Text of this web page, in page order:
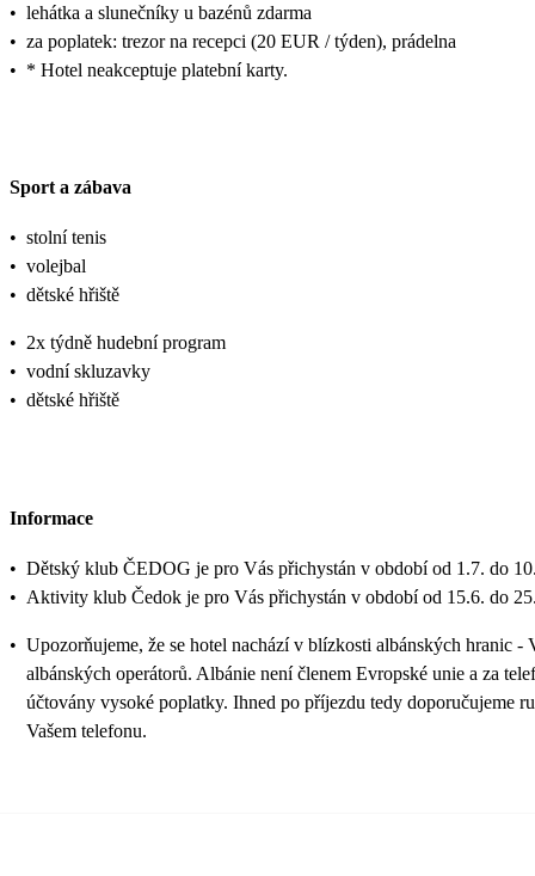
• lehátka a slunečníky u bazénů zdarma
• za poplatek: trezor na recepci (20 EUR / týden), prádelna
• * Hotel neakceptuje platební karty.
Sport a zábava
• stolní tenis
• volejbal
• dětské hřiště
• 2x týdně hudební program
• vodní skluzavky
• dětské hřiště
Informace
• Dětský klub ČEDOG je pro Vás přichystán v období od 1.7. do
• Aktivity klub Čedok je pro Vás přichystán v období od 15.6. do
• Upozorňujeme, že se hotel nachází v blízkosti albánských hranic -
albánských operátorů. Albánie není členem Evropské unie a za
účtovány vysoké poplatky. Ihned po příjezdu tedy doporučujeme
Vašem telefonu.